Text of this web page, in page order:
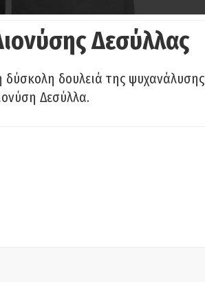
Δεσύλλας
δουλειά της ψυχανάλυσης
Δεσύλλα.